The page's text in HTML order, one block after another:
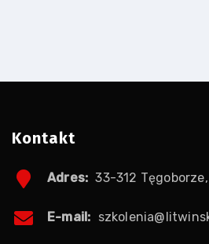
Kontakt
Adres: 33-312
E-mail: